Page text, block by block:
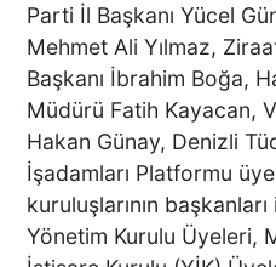
Parti İl Başkanı Yücel
Mehmet Ali Yılmaz,
Başkanı İbrahim Boğa,
Müdürü Fatih Kayacan,
Hakan Günay, Denizli
İşadamları Platformu
kuruluşlarının
Yönetim Kurulu Üyeleri,